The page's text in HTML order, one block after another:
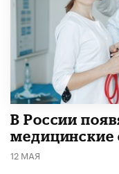
В России
медицинские
12 МАЯ